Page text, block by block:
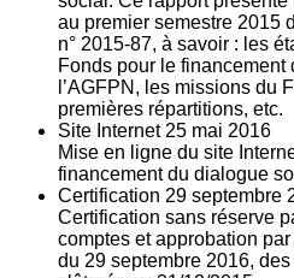
au premier semestre 2015
n° 2015-87, à savoir : les
Fonds pour le
l’AGFPN, les missions du
premières répartitions, etc.
Site Internet 25 mai 2016
Mise en ligne du site
financement du dialogue
Certification 29 septembre
Certification sans réserve
comptes et approbation
du 29 septembre 2016,